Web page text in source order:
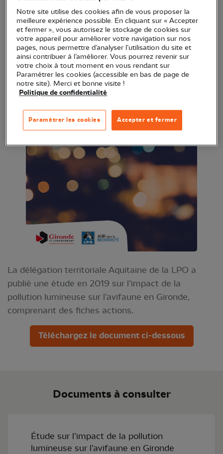
La délégation territoriale Aquitaine de la LPO a
publié une étude en 2019 sur l’impact de la
pollution lumineuse sur l’avifaune en Gironde,
comprenant des fiches actions.
Téléchargez le document ci-dessous
Documents à consulter
Étude sur l’impact de la pollution
lumineuse sur l’avifaune en Gironde
Notre site utilise des cookies afin de vous proposer la
meilleure expérience possible. En cliquant sur « Accepter
et fermer », vous autorisez le stockage de cookies sur
votre appareil pour améliorer votre navigation sur nos
pages, nous permettre d’analyser l’utilisation du site et
ainsi contribuer à l’améliorer. Vous pourrez revenir sur
votre choix à tout moment en vous rendant sur
Paramétrer les cookies (accessible en bas de page de
notre site). Merci et bonne visite !
Politique de confidentialité
Accepter et fermer
Paramétrer les cookies